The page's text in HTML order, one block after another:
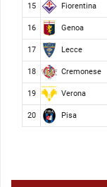
15 Fiorentina
16 Genoa
17 Lecce
18 Cremonese
19 Verona
20 Pisa